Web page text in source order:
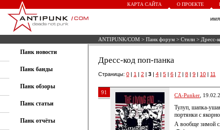
КАРТА САЙТА О ПРОЕКТЕ
ANTIPUNK/COM > Панк форум > Стили > Дресс-
Панк новости
Панк банды
Панк обзоры
Панк статьи
Панк отчёты
Дресс-код поп-панка
Страницы: 0 | 1 | 2 | 3 | 4 | 5 | 6 | 7 | 8 | 9 | 10 | 11
91 CA-Punker ,
Тулуп, шапка-
портянки с
А вообще зимой